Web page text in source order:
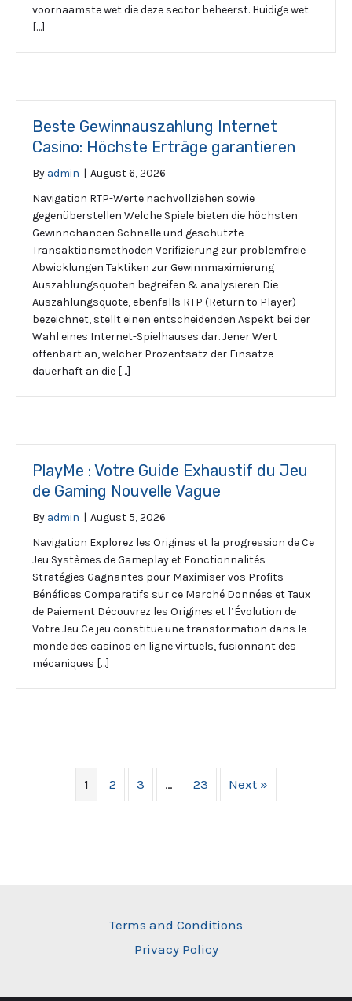
voornaamste wet die deze sector beheerst. Huidige wet
[…]
Beste Gewinnauszahlung Internet
Casino: Höchste Erträge garantieren
By admin | August 6, 2026
Navigation RTP-Werte nachvollziehen sowie
gegenüberstellen Welche Spiele bieten die höchsten
Gewinnchancen Schnelle und geschützte
Transaktionsmethoden Verifizierung zur problemfreie
Abwicklungen Taktiken zur Gewinnmaximierung
Auszahlungsquoten begreifen & analysieren Die
Auszahlungsquote, ebenfalls RTP (Return to Player)
bezeichnet, stellt einen entscheidenden Aspekt bei der
Wahl eines Internet-Spielhauses dar. Jener Wert
offenbart an, welcher Prozentsatz der Einsätze
dauerhaft an die […]
PlayMe : Votre Guide Exhaustif du Jeu
de Gaming Nouvelle Vague
By admin | August 5, 2026
Navigation Explorez les Origines et la progression de Ce
Jeu Systèmes de Gameplay et Fonctionnalités
Stratégies Gagnantes pour Maximiser vos Profits
Bénéfices Comparatifs sur ce Marché Données et Taux
de Paiement Découvrez les Origines et l’Évolution de
Votre Jeu Ce jeu constitue une transformation dans le
monde des casinos en ligne virtuels, fusionnant des
mécaniques […]
1 2 3 … 23 Next »
Terms and Conditions
Privacy Policy